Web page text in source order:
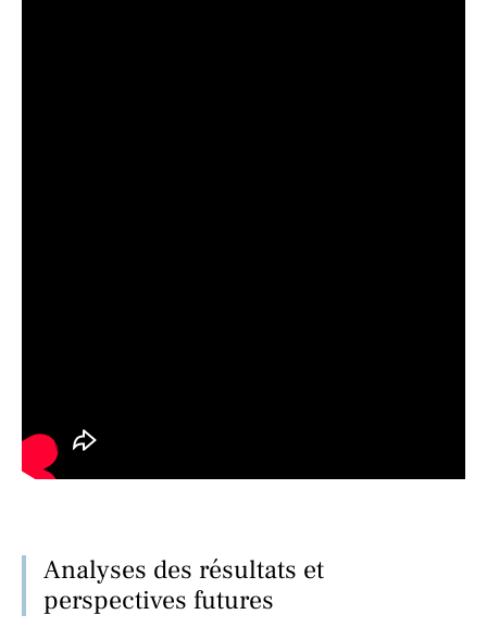
Analyses des résultats et
perspectives futures